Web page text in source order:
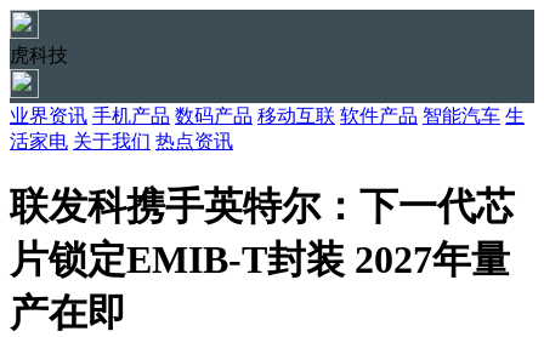
虎科技
业界资讯 手机产品 数码产品 移动互联 软件产品 智能汽车 生
活家电 关于我们 热点资讯
联发科携手英特尔：下一代芯
片锁定EMIB-T封装 2027年量
产在即